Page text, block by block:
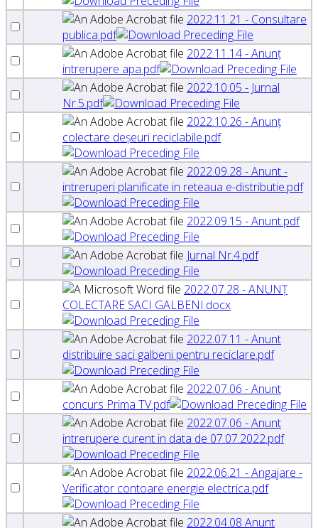
2022.11.21 - Consultare
publica.pdf
2022.11.14 - Anunț
intrerupere apa.pdf
2022.10.05 - Jurnal
Nr.5.pdf
2022.10.26 - Anunț
colectare deșeuri reciclabile.pdf
2022.09.28 - Anunt -
intreruperi planificate in reteaua e-distributie.pdf
2022.09.15 - Anunt.pdf
Jurnal Nr.4.pdf
2022.07.28 - ANUNȚ
COLECTARE SACI GALBENI.docx
2022.07.11 - Anunt
distribuire saci galbeni pentru reciclare.pdf
2022.07.06 - Anunt
concurs Prima TV.pdf
2022.07.06 - Anunt
intrerupere curent in data de 07.07.2022.pdf
2022.06.21 - Angajare -
Verificator contoare energie electrica.pdf
2022.04.08 Anunt